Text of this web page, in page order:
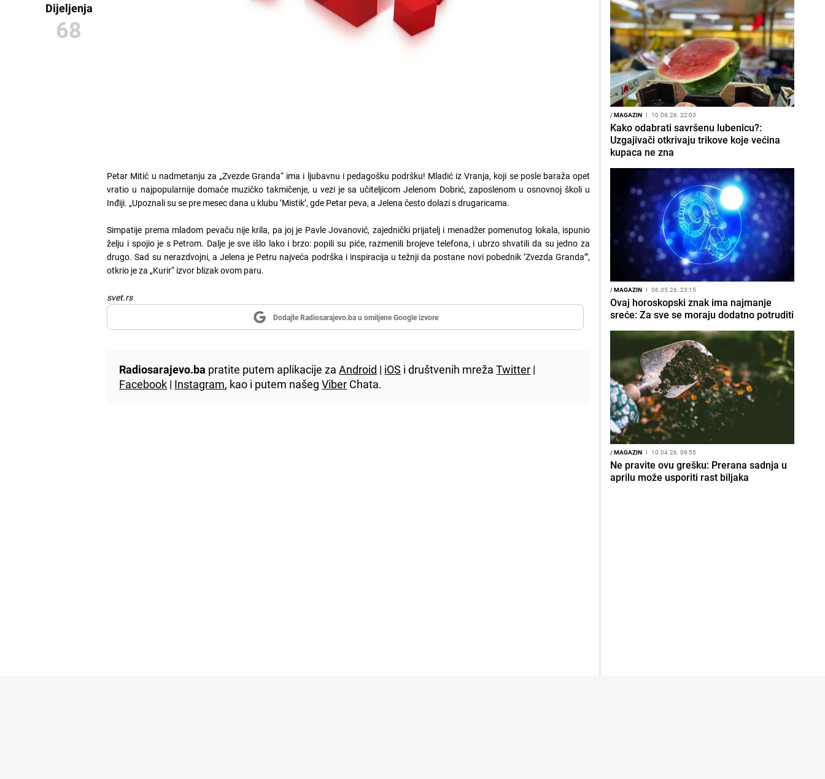
Dijeljenja
68
Petar Mitić u nadmetanju za „Zvezde Granda“ ima i ljubavnu i pedagošku podršku! Mladić iz Vranja, koji se posle baraža opet
vratio u najpopularnije domaće muzičko takmičenje, u vezi je sa učiteljicom Jelenom Dobrić, zaposlenom u osnovnoj školi u
Inđiji. „Upoznali su se pre mesec dana u klubu ’Mistik’, gde Petar peva, a Jelena često dolazi s drugaricama.
Simpatije prema mladom pevaču nije krila, pa joj je Pavle Jovanović, zajednički prijatelj i menadžer pomenutog lokala, ispunio
želju i spojio je s Petrom. Dalje je sve išlo lako i brzo: popili su piće, razmenili brojeve telefona, i ubrzo shvatili da su jedno za
drugo. Sad su nerazdvojni, a Jelena je Petru najveća podrška i inspiracija u težnji da postane novi pobednik ’Zvezda Granda’",
otkrio je za „Kurir“ izvor blizak ovom paru.
svet.rs
Dodajte Radiosarajevo.ba u omiljene Google izvore
Radiosarajevo.ba pratite putem aplikacije zaAndroid | iOS i društvenih mrežaTwitter |
Facebook | Instagram, kao i putem našegViber Chata.
/MAGAZIN I 10.06.26. 22:03
Kako odabrati savršenu lubenicu?:
Uzgajivači otkrivaju trikove koje većina
kupaca ne zna
/MAGAZIN I 06.05.26. 23:15
Ovaj horoskopski znak ima najmanje
sreće: Za sve se moraju dodatno potruditi
/MAGAZIN I 10.04.26. 09:55
Ne pravite ovu grešku: Prerana sadnja u
aprilu može usporiti rast biljaka